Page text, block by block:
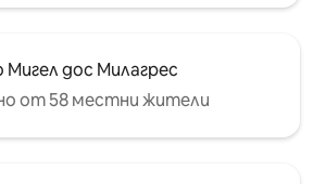
Мигел дос Милагрес
от 58 местни жители